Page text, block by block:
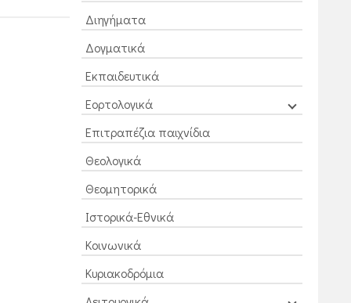
Διηγήματα
Δογματικά
Εκπαιδευτικά
Εορτολογικά
Επιτραπέζια παιχνίδια
Θεολογικά
Θεομητορικά
Ιστορικά-Εθνικά
Κοινωνικά
Κυριακοδρόμια